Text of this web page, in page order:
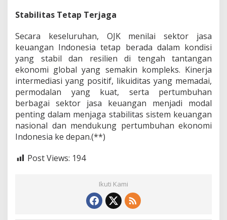
Stabilitas Tetap Terjaga
Secara keseluruhan, OJK menilai sektor jasa
keuangan Indonesia tetap berada dalam kondisi
yang stabil dan resilien di tengah tantangan
ekonomi global yang semakin kompleks. Kinerja
intermediasi yang positif, likuiditas yang memadai,
permodalan yang kuat, serta pertumbuhan
berbagai sektor jasa keuangan menjadi modal
penting dalam menjaga stabilitas sistem keuangan
nasional dan mendukung pertumbuhan ekonomi
Indonesia ke depan.(**)
Post Views: 194
Ikuti Kami